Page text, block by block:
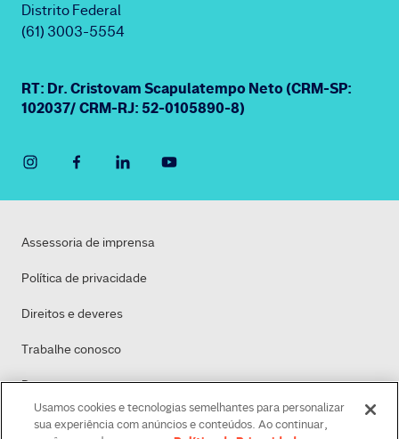
Distrito Federal
(61) 3003-5554
RT: Dr. Cristovam Scapulatempo Neto (CRM-SP:
102037/ CRM-RJ: 52-0105890-8)
Assessoria de imprensa
Política de privacidade
Direitos e deveres
Trabalhe conosco
Dasa
Política de Cookies
Usamos cookies e tecnologias semelhantes para personalizar
sua experiência com anúncios e conteúdos. Ao continuar,